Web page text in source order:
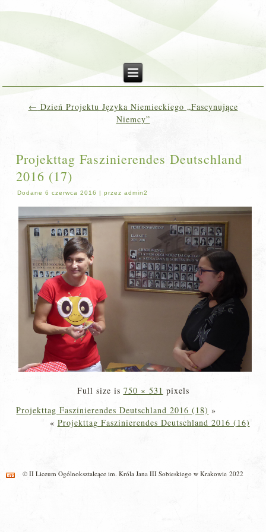
← Dzień Projektu Języka Niemieckiego „Fascynujące
Niemcy”
Projekttag Faszinierendes Deutschland
2016 (17)
Dodane 6 czerwca 2016 |przez admin2
Full size is 750 × 531 pixels
Projekttag Faszinierendes Deutschland 2016 (18) »
« Projekttag Faszinierendes Deutschland 2016 (16)
© II Liceum Ogólnokształcące im. Króla Jana III Sobieskiego w Krakowie 2022